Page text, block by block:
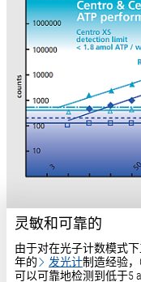
灵敏和可靠的
由于对在光子计数模式
年的
发光计制造经验，
可以可靠地检测到低于5